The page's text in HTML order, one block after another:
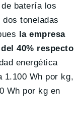
batería los
toneladas
la empresa
40% respecto
energética
1.100 Wh por kg,
Wh por kg en